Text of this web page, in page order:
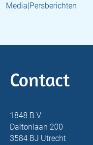
Media|Persberichten
Contact
1848 B.V.
Daltonlaan 200
3584 BJ Utrecht